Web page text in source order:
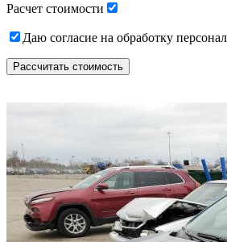
Расчет стоимости
Даю согласие на обработку